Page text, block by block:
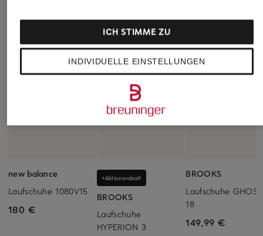
new balance
Laufschuhe 1080V15
180 €
+Aktionsrabatt
BROOKS
Laufschuhe
HYPERION 3
BROOKS
Laufschuhe GHOST
18
149,99 €
INDIVIDUELLE EINSTELLUNGEN
ICH STIMME ZU